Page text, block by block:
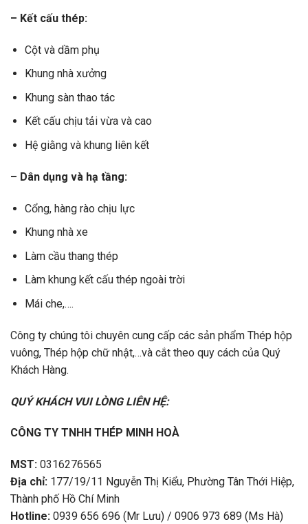
– Kết cấu thép:
Cột và dầm phụ
Khung nhà xưởng
Khung sàn thao tác
Kết cấu chịu tải vừa và cao
Hệ giằng và khung liên kết
– Dân dụng và hạ tầng:
Cổng, hàng rào chịu lực
Khung nhà xe
Làm cầu thang thép
Làm khung kết cấu thép ngoài trời
Mái che,….
Công ty chúng tôi chuyên cung cấp các sản phẩm Thép hộp
vuông, Thép hộp chữ nhật,…và cắt theo quy cách của Quý
Khách Hàng.
QUÝ KHÁCH VUI LÒNG LIÊN HỆ:
CÔNG TY TNHH THÉP MINH HOÀ
MST: 0316276565
Địa chỉ: 177/19/11 Nguyễn Thị Kiểu, Phường Tân Thới Hiệp,
Thành phố Hồ Chí Minh
Hotline: 0939 656 696 (Mr Lưu) / 0906 973 689 (Ms Hà)